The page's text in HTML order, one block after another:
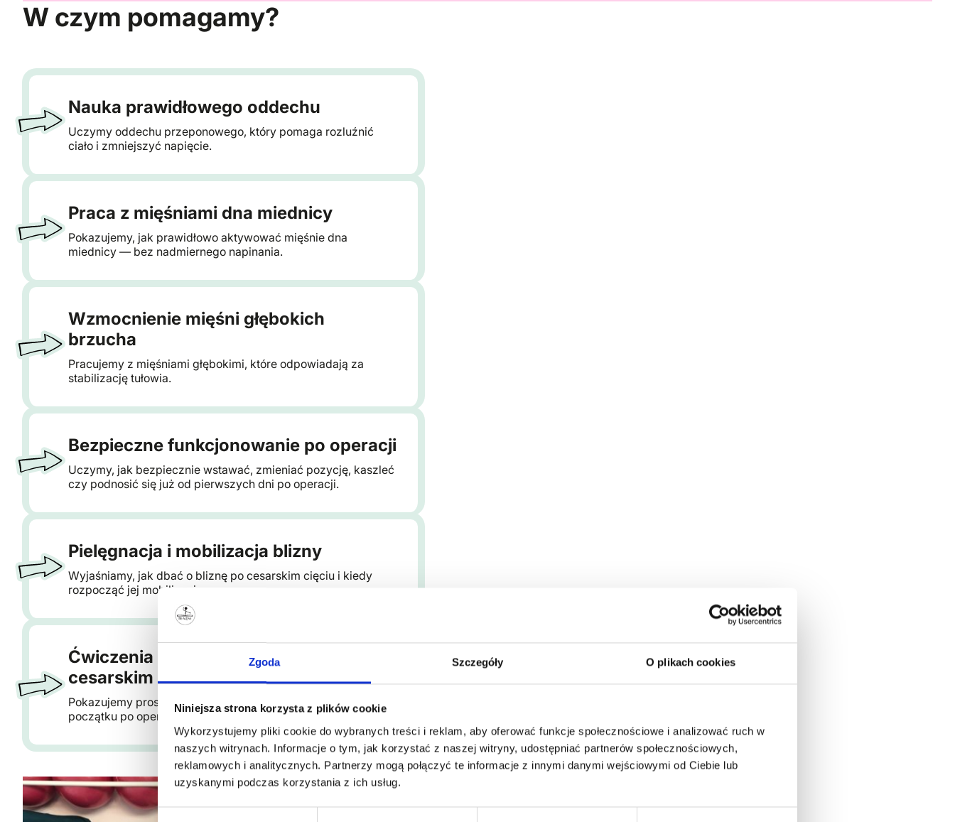
Zgoda Szczegóły O plikach cookies
Niniejsza strona korzysta z plików cookie
Wykorzystujemy pliki cookie do wybranych treści i reklam, aby oferować funkcje społecznościowe i analizować ruch w
naszych witrynach. Informacje o tym, jak korzystać z naszej witryny, udostępniać partnerów społecznościowych,
reklamowych i analitycznych. Partnerzy mogą połączyć te informacje z innymi danymi wejściowymi od Ciebie lub
uzyskanymi podczas korzystania z ich usług.
Wybór
W czym pomagamy?
Nauka prawidłowego oddechu
Uczymy oddechu przeponowego, który pomaga rozluźnić
ciało i zmniejszyć napięcie.
Praca z mięśniami dna miednicy
Pokazujemy, jak prawidłowo aktywować mięśnie dna
miednicy — bez nadmiernego napinania.
Wzmocnienie mięśni głębokich
brzucha
Pracujemy z mięśniami głębokimi, które odpowiadają za
stabilizację tułowia.
Bezpieczne funkcjonowanie po operacji
Uczymy, jak bezpiecznie wstawać, zmieniać pozycję, kaszleć
czy podnosić się już od pierwszych dni po operacji.
Pielęgnacja i mobilizacja blizny
Wyjaśniamy, jak dbać o bliznę po cesarskim cięciu i kiedy
rozpocząć jej mobilizację.
Ćwiczenia na pierwsze dni po
cesarskim cięciu
Pokazujemy proste ćwiczenia, które można wykonywać już na
początku po operacji.